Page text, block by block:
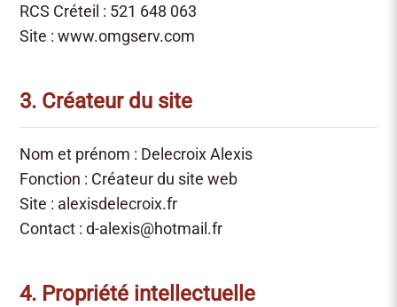
RCS Créteil : 521 648 063
Site : www.omgserv.com
3. Créateur du site
Nom et prénom : Delecroix Alexis
Fonction : Créateur du site web
Site : alexisdelecroix.fr
Contact :d-alexis@hotmail.fr
4. Propriété intellectuelle